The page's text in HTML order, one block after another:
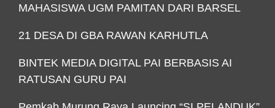
MAHASISWA UGM PAMITAN DARI BARSEL
21 DESA DI GBA RAWAN KARHUTLA
BINTEK MEDIA DIGITAL PAI BERBASIS AI
RATUSAN GURU PAI